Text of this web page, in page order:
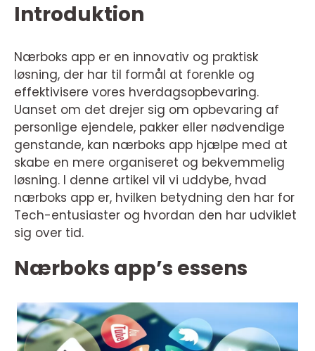
Introduktion
Nærboks app er en innovativ og praktisk
løsning, der har til formål at forenkle og
effektivisere vores hverdagsopbevaring.
Uanset om det drejer sig om opbevaring af
personlige ejendele, pakker eller nødvendige
genstande, kan nærboks app hjælpe med at
skabe en mere organiseret og bekvemmelig
løsning. I denne artikel vil vi uddybe, hvad
nærboks app er, hvilken betydning den har for
Tech-entusiaster og hvordan den har udviklet
sig over tid.
Nærboks app’s essens